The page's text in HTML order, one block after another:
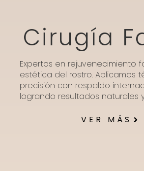
Cirugía
Expertos en rejuvenecimiento
estética del rostro. Aplicamos
precisión con respaldo
logrando resultados naturales
VER MÁS